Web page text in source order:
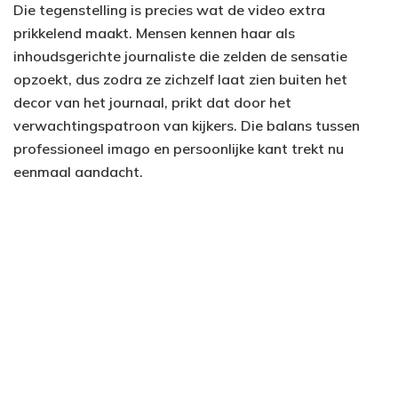
Die tegenstelling is precies wat de video extra
prikkelend maakt. Mensen kennen haar als
inhoudsgerichte journaliste die zelden de sensatie
opzoekt, dus zodra ze zichzelf laat zien buiten het
decor van het journaal, prikt dat door het
verwachtingspatroon van kijkers. Die balans tussen
professioneel imago en persoonlijke kant trekt nu
eenmaal aandacht.